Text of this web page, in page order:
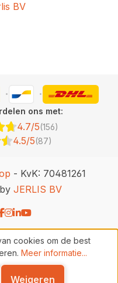
BV
ons met:
4.7/5(156)
4.5/5(87)
- KvK: 70481261
JERLIS BV
cookies om de best
Meer informatie...
Weigeren